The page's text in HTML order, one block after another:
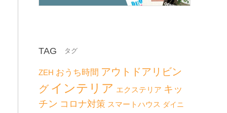
TAG
ZEH おうち時間 アウトドアリビン
グ インテリア エクステリア キッ
チン コロナ対策 スマートハウス ダイニ